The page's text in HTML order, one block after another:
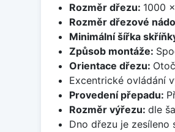
Rozměr dřezu: 1000
Rozměr dřezové
Minimální šířka
Způsob montáže:
Orientace dřezu:
Excentrické ovládání
Provedení přepadu:
Rozměr výřezu: dle
Dno dřezu je